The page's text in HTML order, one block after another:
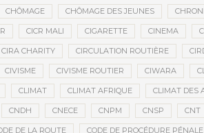
CHÔMAGE CHÔMAGE DES JEUNES
CICR MALI CIGARETTE CINEMA
CIRA CHARITY CIRCULATION ROUTIÈRE
CIVISME CIVISME ROUTIER CIWARA
CLIMAT CLIMAT AFRIQUE CLIMAT DES
CNDH CNECE CNPM CNSP CNT
DE LA ROUTE CODE DE PROCÉDURE PÉNALE